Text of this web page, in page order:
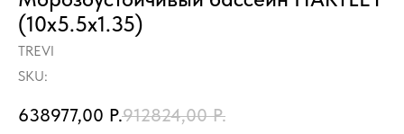
(10х5.5х1.35)
TREVI
SKU:
638977,00 Р.912824,00 Р.